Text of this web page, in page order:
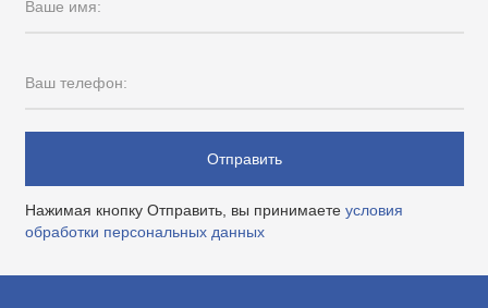
Ваше имя:
Ваш телефон:
Отправить
Нажимая кнопку Отправить, вы принимаете условия
обработки персональных данных